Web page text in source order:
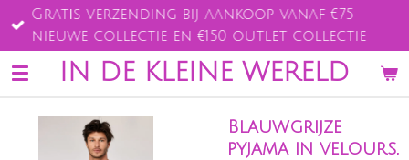
Ga
direct
naar
de
IN DE KLEINE WERELD
Gratis verzending bij aankoop vanaf €75
nieuwe collectie en €150 outlet collectie
Blauwgrijze
pyjama in velours,